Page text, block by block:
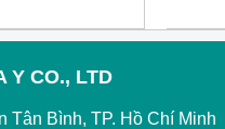
Y CO., LTD
Tân Bình, TP. Hồ Chí Minh